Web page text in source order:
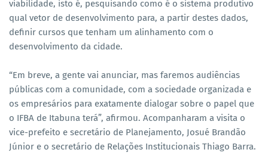
viabilidade, isto é, pesquisando como é o sistema produtivo
qual vetor de desenvolvimento para, a partir destes dados,
definir cursos que tenham um alinhamento com o
desenvolvimento da cidade.
“Em breve, a gente vai anunciar, mas faremos audiências
públicas com a comunidade, com a sociedade organizada e
os empresários para exatamente dialogar sobre o papel que
o IFBA de Itabuna terá”, afirmou. Acompanharam a visita o
vice-prefeito e secretário de Planejamento, Josué Brandão
Júnior e o secretário de Relações Institucionais Thiago Barra.